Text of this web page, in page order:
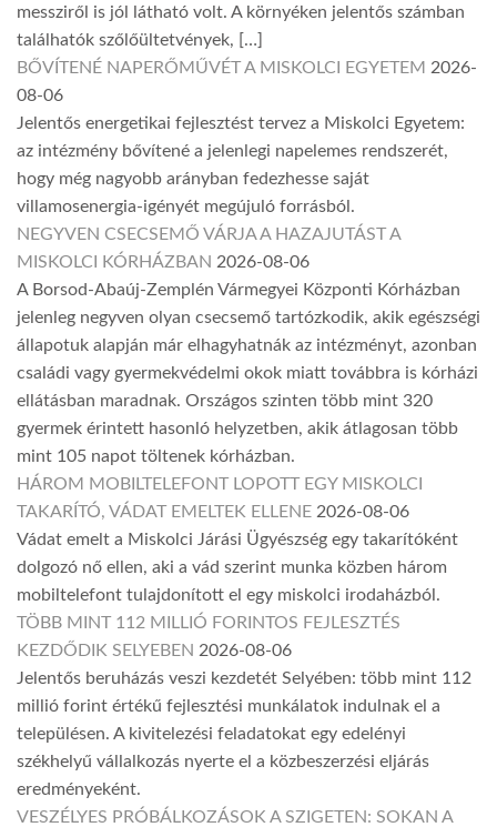
messziről is jól látható volt. A környéken jelentős számban
találhatók szőlőültetvények, […]
BŐVÍTENÉ NAPERŐMŰVÉT A MISKOLCI EGYETEM 2026-
08-06
Jelentős energetikai fejlesztést tervez a Miskolci Egyetem:
az intézmény bővítené a jelenlegi napelemes rendszerét,
hogy még nagyobb arányban fedezhesse saját
villamosenergia-igényét megújuló forrásból.
NEGYVEN CSECSEMŐ VÁRJA A HAZAJUTÁST A
MISKOLCI KÓRHÁZBAN 2026-08-06
A Borsod-Abaúj-Zemplén Vármegyei Központi Kórházban
jelenleg negyven olyan csecsemő tartózkodik, akik egészségi
állapotuk alapján már elhagyhatnák az intézményt, azonban
családi vagy gyermekvédelmi okok miatt továbbra is kórházi
ellátásban maradnak. Országos szinten több mint 320
gyermek érintett hasonló helyzetben, akik átlagosan több
mint 105 napot töltenek kórházban.
HÁROM MOBILTELEFONT LOPOTT EGY MISKOLCI
TAKARÍTÓ, VÁDAT EMELTEK ELLENE 2026-08-06
Vádat emelt a Miskolci Járási Ügyészség egy takarítóként
dolgozó nő ellen, aki a vád szerint munka közben három
mobiltelefont tulajdonított el egy miskolci irodaházból.
TÖBB MINT 112 MILLIÓ FORINTOS FEJLESZTÉS
KEZDŐDIK SELYEBEN 2026-08-06
Jelentős beruházás veszi kezdetét Selyében: több mint 112
millió forint értékű fejlesztési munkálatok indulnak el a
településen. A kivitelezési feladatokat egy edelényi
székhelyű vállalkozás nyerte el a közbeszerzési eljárás
eredményeként.
VESZÉLYES PRÓBÁLKOZÁSOK A SZIGETEN: SOKAN A